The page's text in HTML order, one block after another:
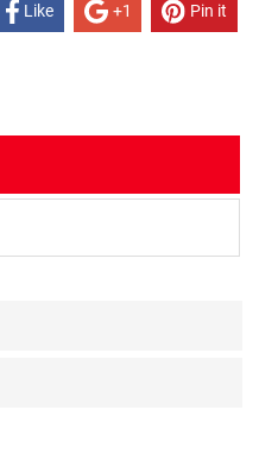
Like +1 Pin it